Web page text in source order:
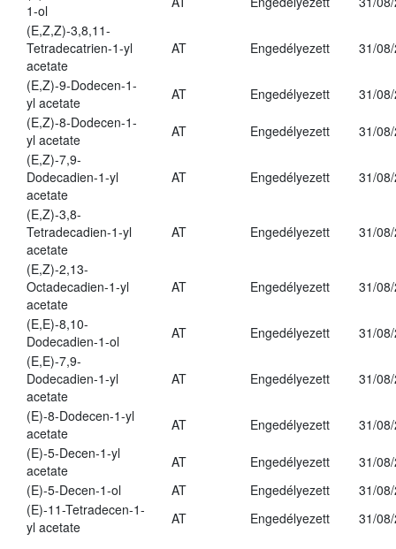
1-ol
(E,Z,Z)-3,8,11-
Tetradecatrien-1-yl
acetate
AT Engedélyezett 31/
(E,Z)-9-Dodecen-1-
yl acetate
AT Engedélyezett
31/
(E,Z)-8-Dodecen-1-
yl acetate
AT Engedélyezett
31/
(E,Z)-7,9-
Dodecadien-1-yl
acetate
AT Engedélyezett 31/
(E,Z)-3,8-
Tetradecadien-1-yl
acetate
AT Engedélyezett 31/
(E,Z)-2,13-
Octadecadien-1-yl
acetate
AT Engedélyezett 31/
(E,E)-8,10-
Dodecadien-1-ol
AT Engedélyezett
31/
(E,E)-7,9-
Dodecadien-1-yl
acetate
AT Engedélyezett 31/
(E)-8-Dodecen-1-yl
acetate
AT Engedélyezett
31/
(E)-5-Decen-1-yl
acetate
AT Engedélyezett
31/
(E)-5-Decen-1-ol
AT Engedélyezett
31/
(E)-11-Tetradecen-1-
yl acetate
AT Engedélyezett 31/